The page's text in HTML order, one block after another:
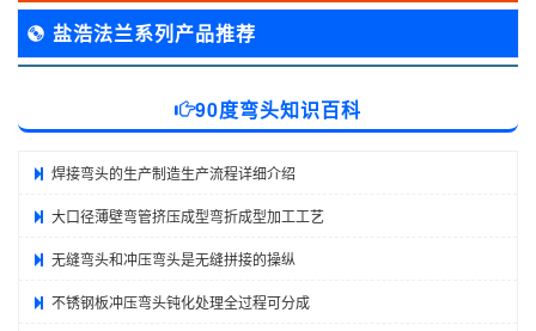
盐浩法兰系列产品推荐
90度弯头知识百科
焊接弯头的生产制造生产流程详细介绍
大口径薄壁弯管挤压成型弯折成型加工工艺
无缝弯头和冲压弯头是无缝拼接的操纵
不锈钢板冲压弯头钝化处理全过程可分成